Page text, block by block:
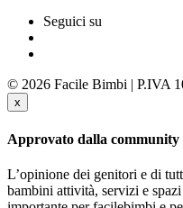
Seguici su
© 2026 Facile Bimbi | P.IVA
x
Approvato dalla
L’opinione dei genitori e di
bambini attività, servizi e